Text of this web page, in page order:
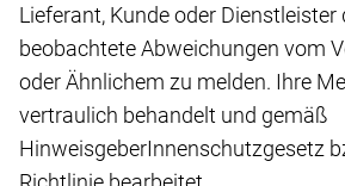
Lieferant, Kunde oder
beobachtete Abweichungen vom
oder Ähnlichem zu melden. Ihre
vertraulich behandelt und gemäß
HinweisgeberInnenschutzgesetz